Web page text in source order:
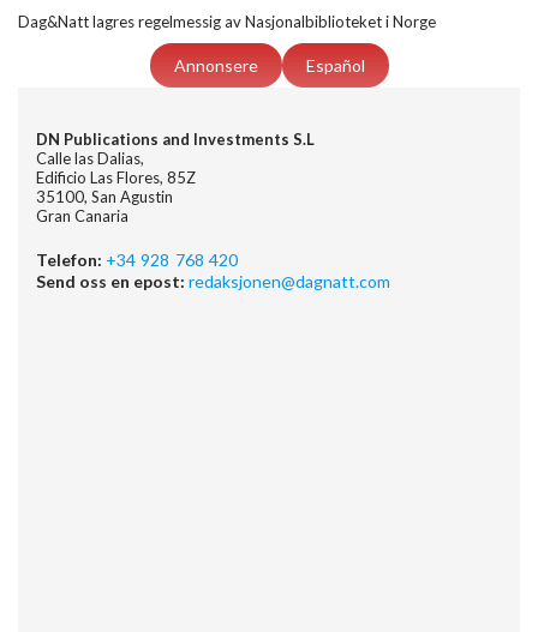
Dag&Natt lagres regelmessig av Nasjonalbiblioteket i Norge
Annonsere Español
DN Publications and Investments S.L
Calle las Dalias,
Edificio Las Flores, 85Z
35100, San Agustin
Gran Canaria
Telefon: +34 928 768 420
Send oss en epost: redaksjonen@dagnatt.com